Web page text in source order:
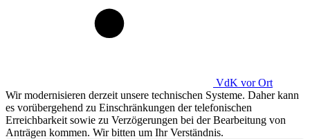
VdK vor Ort
Wir modernisieren derzeit unsere technischen Systeme. Daher kann
es vorübergehend zu Einschränkungen der telefonischen
Erreichbarkeit sowie zu Verzögerungen bei der Bearbeitung von
Anträgen kommen. Wir bitten um Ihr Verständnis.